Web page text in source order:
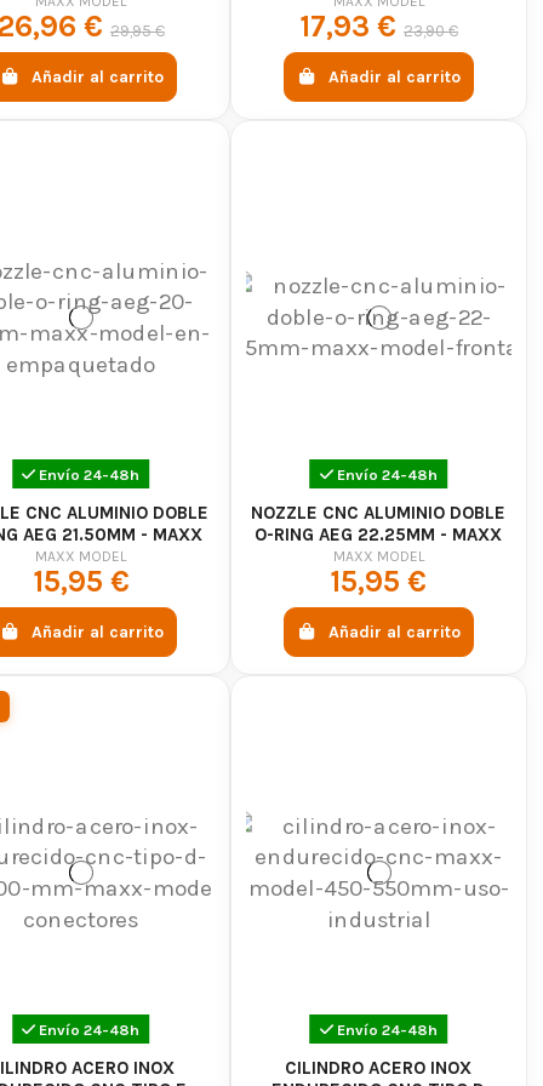
internos y externos preparados para mejorar el
su resistencia, estética y precisión de mecanizado.
con envío gratis desde 50€, entrega 24h-48h y
con tu plataforma airsoft y definir qué aspecto
up CNC son una de las mejoras más recomendadas.
internos reforzados.
que utilizas habitualmente, ya sea CQB, outdoor o
airsoft
CNC para réplicas airsoft, especialmente cámaras
el rendimiento?
online?
rápido, pago seguro y una amplia selección de
26,96 € 29,95 €
Añadir al carrito
17,93 € 23,90 €
Añadir al carrito
Envío 24-48h
CNC ALUMINIO DOBLE
AEG 21.50MM - MAXX
MODEL
MAXX MODEL
15,95 €
Añadir al carrito
Envío 24-48h
NOZZLE CNC ALUMINIO DOBLE
O-RING AEG 22.25MM - MAXX
MODEL
MAXX MODEL
15,95 €
Añadir al carrito
Envío 24-48h
ACERO INOX
Envío 24-48h
CILINDRO ACERO INOX